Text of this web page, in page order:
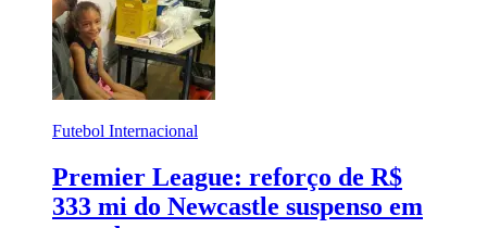
Futebol Internacional
Premier League: reforço de R$
333 mi do Newcastle suspenso em